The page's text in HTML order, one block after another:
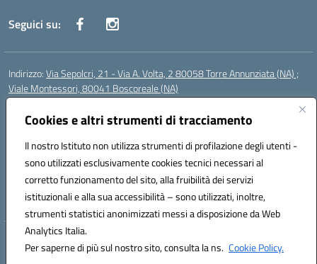
Cookies e altri strumenti di tracciamento
Il nostro Istituto non utilizza strumenti di profilazione degli utenti -
sono utilizzati esclusivamente cookies tecnici necessari al
corretto funzionamento del sito, alla fruibilità dei servizi
istituzionali e alla sua accessibilità – sono utilizzati, inoltre,
strumenti statistici anonimizzati messi a disposizione da Web
Analytics Italia.
Per saperne di più sul nostro sito, consulta la ns. Cookie Policy.
Seguici su:
Indirizzo:Via Sepolcri, 21 - Via A. Volta, 2 80058 Torre Annunziata (NA) ;
Viale Montessori, 80041 Boscoreale (NA)
Centralino:
Posta elettronica certificata (PEC):nais04100b@pec.istruzione.it
Codice fiscale: 82008750638
Codice meccanografico:NAIS04100B
Codice Indice delle Pubbliche Amministrazioni (IPA): istsc_nais04100b
Codice unico di fatturazione (CUF): UFELOU
Hosting & Powered by 3D Solution S.r.l.
Concept & Design by Designers Italia